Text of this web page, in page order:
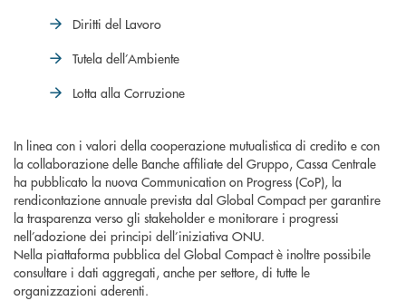
Diritti del Lavoro
Tutela dell’Ambiente
Lotta alla Corruzione
In linea con i valori della cooperazione mutualistica di credito e con
la collaborazione delle Banche affiliate del Gruppo, Cassa Centrale
ha pubblicato la nuova Communication on Progress (CoP), la
rendicontazione annuale prevista dal Global Compact per garantire
la trasparenza verso gli stakeholder e monitorare i progressi
nell’adozione dei principi dell’iniziativa ONU.
Nella piattaforma pubblica del Global Compact è inoltre possibile
consultare i dati aggregati, anche per settore, di tutte le
organizzazioni aderenti.